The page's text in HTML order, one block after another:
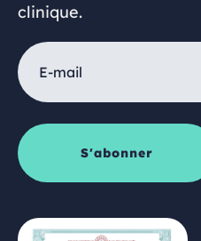
clinique.